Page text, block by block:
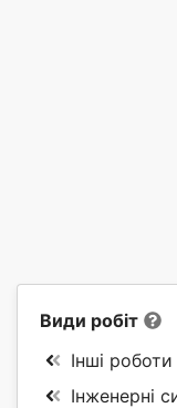
Види робіт
Інші роботи
Інженерні